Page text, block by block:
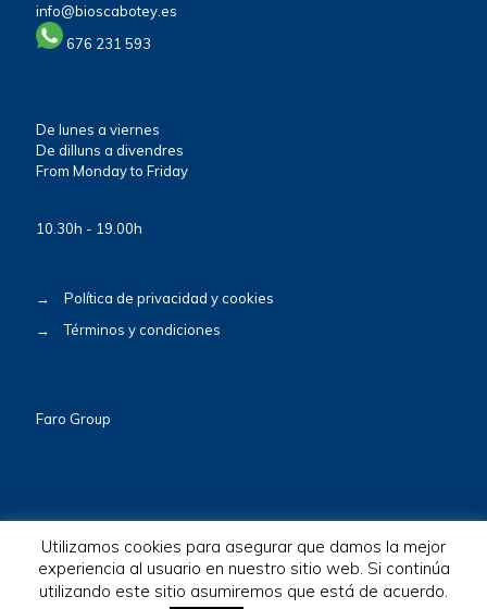
info@bioscabotey.es
676 231 593
De lunes a viernes
De dilluns a divendres
From Monday to Friday
10.30h - 19.00h
→
Política de privacidad y cookies
→
Términos y condiciones
Faro Group
© 2026 BioscaBotey. All Rights Reserved.
Utilizamos cookies para asegurar que damos la mejor
experiencia al usuario en nuestro sitio web. Si continúa
utilizando este sitio asumiremos que está de acuerdo.